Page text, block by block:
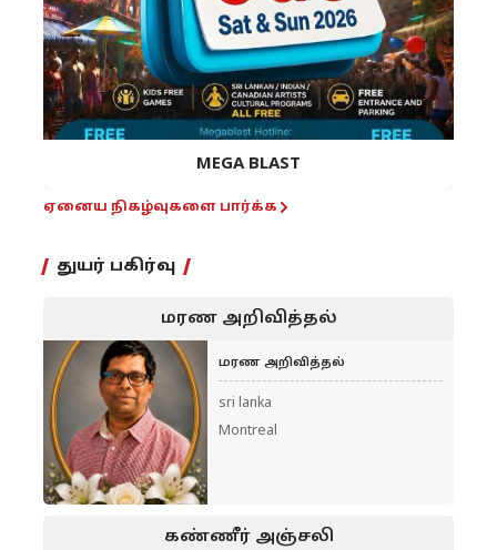
MEGA BLAST
ஏனைய நிகழ்வுகளை பார்க்க
துயர் பகிர்வு
மரண அறிவித்தல்
மரண அறிவித்தல்
sri lanka
Montreal
கண்ணீர் அஞ்சலி